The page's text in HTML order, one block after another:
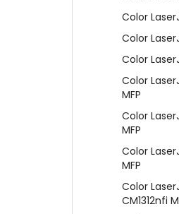
Color
Color
Color
Color
MFP
Color
MFP
Color
MFP
Color
CM1312nfi